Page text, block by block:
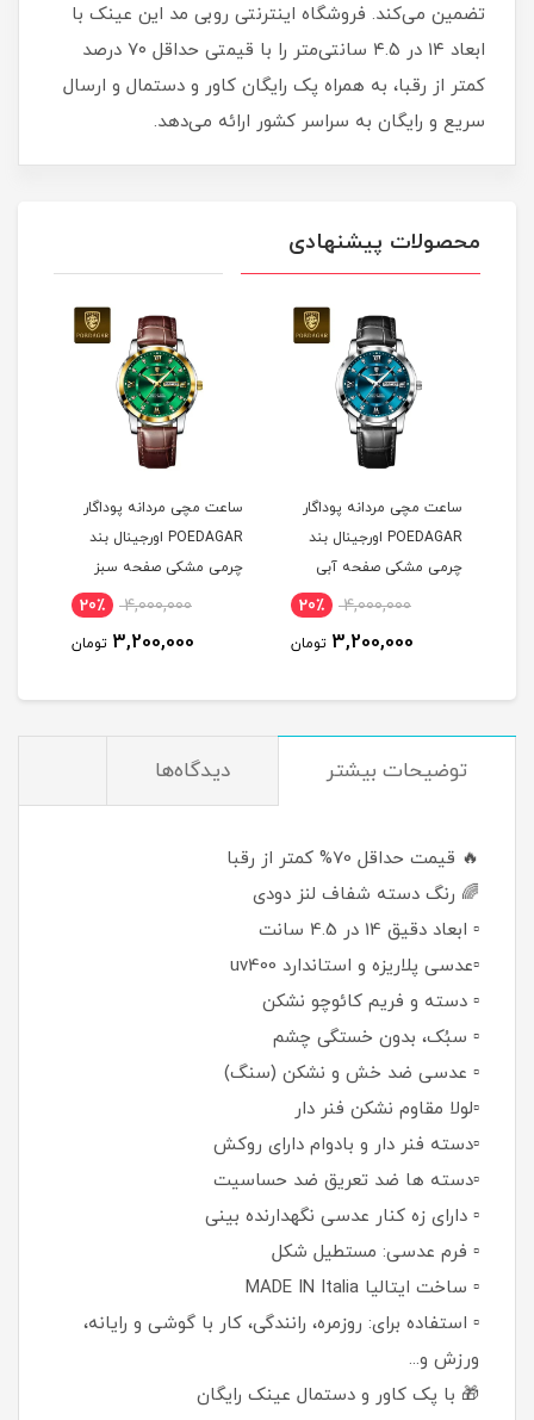
تضمین می‌کند. فروشگاه اینترنتی روبی مد این عینک با
ابعاد ۱۴ در ۴.۵ سانتی‌متر را با قیمتی حداقل ۷۰ درصد
کمتر از رقبا، به همراه پک رایگان کاور و دستمال و ارسال
سریع و رایگان به سراسر کشور ارائه می‌دهد.
محصولات پیشنهادی
ساعت مچی مردانه پوداگار
POEDAGAR اورجينال بند
چرمی مشکی صفحه آبی
نسخه اروپايی4,000,000 20٪
3,200,000 تومان
ساعت مچی مردانه پوداگار
POEDAGAR اورجينال بند
چرمی مشکی صفحه سبز
نسخه اروپايی4,000,000 20٪
3,200,000 تومان
توضيحات بيشتر دیدگاه‌ها
🔥 قیمت حداقل 70% کمتر از رقبا
🌈 رنگ دسته شفاف لنز دودی
▫️ ابعاد دقیق 14 در 4.5 سانت
▫️عدسی پلاریزه و استاندارد uv400
▫️ دسته و فریم کائوچو نشکن
▫️ سبُک، بدون خستگی چشم
▫️ عدسی ضد خش و نشکن (سنگ)
▫️لولا مقاوم نشکن فنر دار
▫️دسته فنر دار و بادوام دارای روکش
▫️دسته ها ضد تعریق ضد حساسیت
▫️ دارای زه کنار عدسی نگهدارنده بینی
▫️ فرم عدسی: مستطیل شکل
▫️ ساخت ایتالیا MADE IN Italia
▫️ استفاده برای: روزمره، رانندگی، کار با گوشی و رایانه،
ورزش و...
🎁 با پک کاور و دستمال عینک رایگان